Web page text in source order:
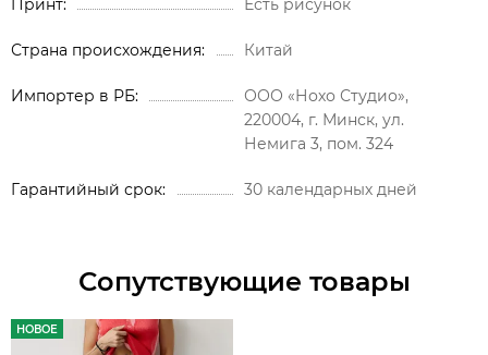
Принт Есть рисунок
Страна происхождения Китай
Импортер в РБ
ООО «Нохо Студио»,
220004, г. Минск, ул.
Немига 3, пом. 324
Гарантийный срок 30 календарных дней
Сопутствующие товары
НОВОЕ